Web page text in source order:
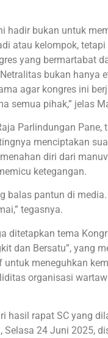
hadir bukan untuk
atau kelompok,
yang bermartabat
bukan hanya
agar kongres ini
semua pihak,” jelas
Parlindungan Pane,
menciptakan
diri dari
ketegangan.
balas pantun di
tegasnya.
ditetapkan tema
dan Bersatu”, yang
untuk meneguhkan
organisasi
hasil rapat SC yang
Selasa 24 Juni 2025,